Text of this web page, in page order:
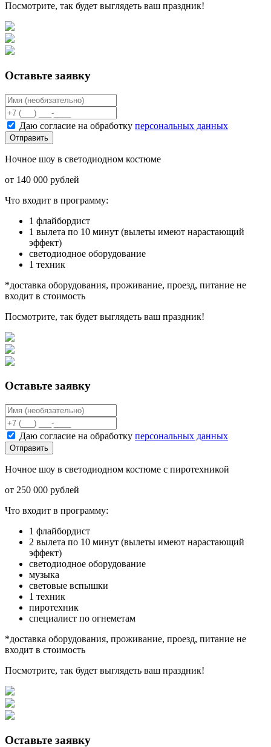
Посмотрите, так будет выглядеть ваш праздник!
Оставьте заявку
Даю согласие на обработку персональных данных
Отправить
Ночное шоу в светодиодном костюме
от 140 000 рублей
Что входит в программу:
1 флайбордист
1 вылета по 10 минут (вылеты имеют нарастающий
эффект)
светодиодное оборудование
1 техник
*доставка оборудования, проживание, проезд, питание не
входит в стоимость
Посмотрите, так будет выглядеть ваш праздник!
Оставьте заявку
Даю согласие на обработку персональных данных
Отправить
Ночное шоу в светодиодном костюме с пиротехникой
от 250 000 рублей
Что входит в программу:
1 флайбордист
2 вылета по 10 минут (вылеты имеют нарастающий
эффект)
светодиодное оборудование
музыка
световые вспышки
1 техник
пиротехник
специалист по огнеметам
*доставка оборудования, проживание, проезд, питание не
входит в стоимость
Посмотрите, так будет выглядеть ваш праздник!
Оставьте заявку